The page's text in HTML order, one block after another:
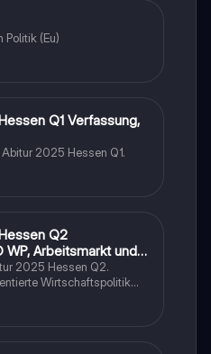
Allgemeinwissen rund um Politik (Eu)
Q1 Verfassung,
2025 Hessen Q1.
Q2
WP, Arbeitsmarkt und
2025 Hessen Q2.
Wirtschaftspolitik
Wirtschaftspolitik von